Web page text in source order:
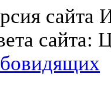
сайта
сайта: